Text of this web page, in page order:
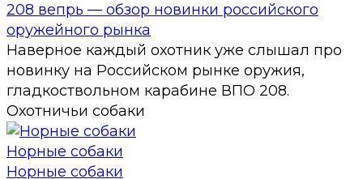
208 вепрь — обзор новинки российского
оружейного рынка
Наверное каждый охотник уже слышал про
новинку на Российском рынке оружия,
гладкоствольном карабине ВПО 208.
Охотничьи собаки
Норные собаки
Норные собаки